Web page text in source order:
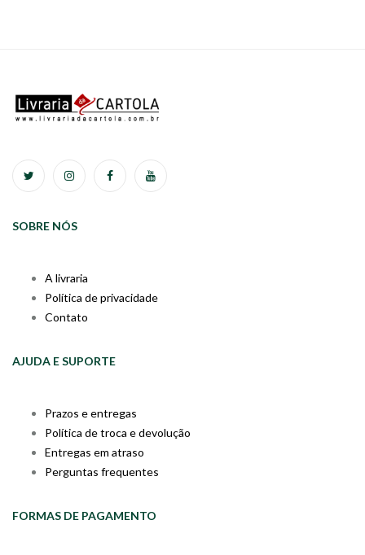
SOBRE NÓS
A livraria
Política de privacidade
Contato
AJUDA E SUPORTE
Prazos e entregas
Política de troca e devolução
Entregas em atraso
Perguntas frequentes
FORMAS DE PAGAMENTO